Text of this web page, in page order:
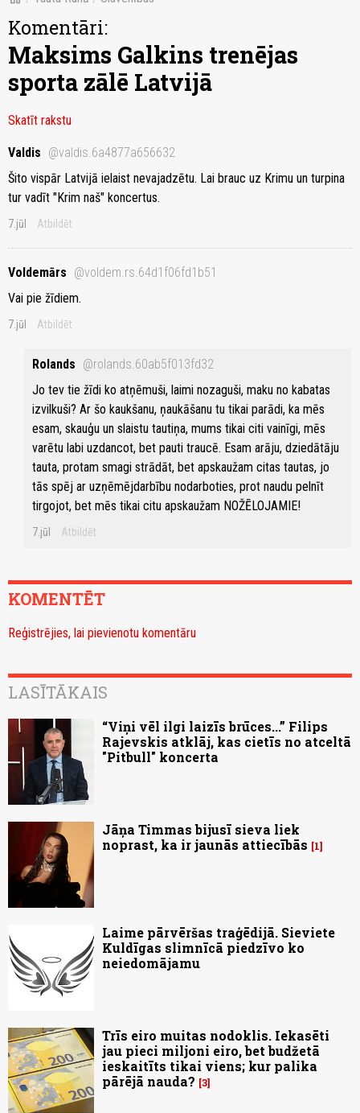
Komentāri:
Maksims Galkins trenējas
sporta zālē Latvijā
Skatīt rakstu
Valdis @valdis.6a4877a656632
Šito vispār Latvijā ielaist nevajadzētu. Lai brauc uz Krimu un turpina
tur vadīt "Krim naš" koncertus.
7.jūl Atbildēt
Voldemārs @voldem.rs.64d1f06fd1b51
Vai pie žīdiem.
7.jūl Atbildēt
Rolands @rolands.60ab5f013fd32
Jo tev tie žīdi ko atņēmuši, laimi nozaguši, maku no kabatas
izvilkuši? Ar šo kaukšanu, ņaukāšanu tu tikai parādi, ka mēs
esam, skauģu un slaistu tautiņa, mums tikai citi vainīgi, mēs
varētu labi uzdancot, bet pauti traucē. Esam arāju, dziedātāju
tauta, protam smagi strādāt, bet apskaužam citas tautas, jo
tās spēj ar uzņēmējdarbību nodarboties, prot naudu pelnīt
tirgojot, bet mēs tikai citu apskaužam NOŽĒLOJAMIE!
7.jūl Atbildēt
KOMENTĒT
Reģistrējies, lai pievienotu komentāru
LASĪTĀKAIS
“Viņi vēl ilgi laizīs brūces...” Filips
Rajevskis atklāj, kas cietīs no atceltā
"Pitbull" koncerta
Jāņa Timmas bijusī sieva liek
noprast, ka ir jaunās attiecībās
1
Laime pārvēršas traģēdijā. Sieviete
Kuldīgas slimnīcā piedzīvo ko
neiedomājamu
Trīs eiro muitas nodoklis. Iekasēti
jau pieci miljoni eiro, bet budžetā
ieskaitīts tikai viens; kur palika
pārējā nauda? 3